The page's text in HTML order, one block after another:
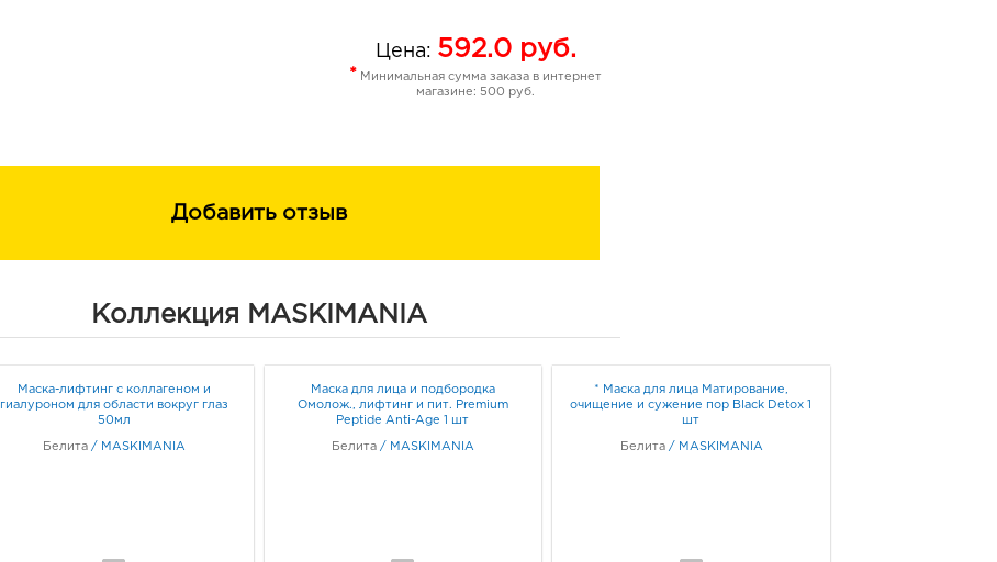
Цена: 592.0руб.
* Минимальная сумма заказа в интернет
магазине: 500 руб.
Добавить отзыв
Коллекция MASKIMANIA
Маска-лифтинг с коллагеном и
гиалуроном для области вокруг глаз
50мл
Белита / MASKIMANIA
Маска для лица и подбородка
Омолож., лифтинг и пит. Premium
Peptide Anti-Age 1 шт
Белита / MASKIMANIA
* Маска для лица Матирование,
очищение и сужение пор Black Detox 1
шт
Белита / MASKIMANIA